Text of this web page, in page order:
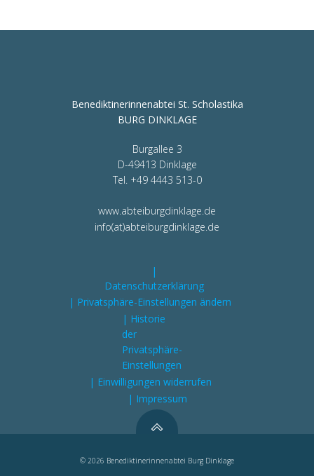
Benediktinerinnenabtei St. Scholastika
BURG DINKLAGE
Burgallee 3
D-49413 Dinklage
Tel. +49 4443 513-0
www.abteiburgdinklage.de
info(at)abteiburgdinklage.de
|
Datenschutzerklärung
| Privatsphäre-Einstellungen ändern
| Historie
der
Privatsphäre-
Einstellungen
| Einwilligungen widerrufen
| Impressum
© 2026 Benediktinerinnenabtei Burg Dinklage